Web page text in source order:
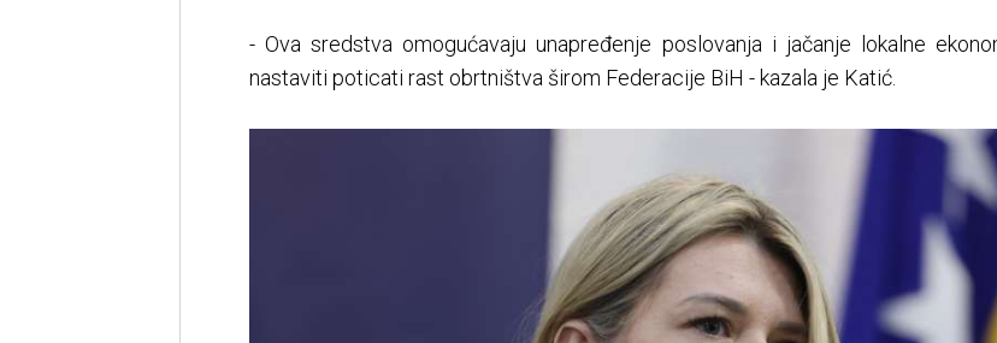
- Ova sredstva omogućavaju unapređenje poslovanja i jačanje lokalne
nastaviti poticati rast obrtništva širom Federacije BiH - kazala je Katić.